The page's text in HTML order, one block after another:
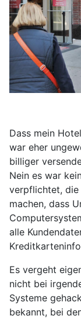
Dass mein
war eher
billiger
Nein es war
verpflichtet, die
machen, dass
alle
Es vergeht
nicht bei
Systeme
bekannt, bei